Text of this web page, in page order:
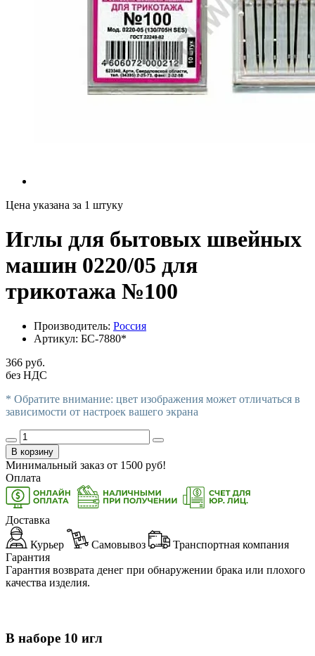
Цена указана за 1 штуку
Иглы для бытовых швейных
машин 0220/05 для
трикотажа №100
Производитель: Россия
Артикул: БС-7880*
366 руб.
без НДС
* Обратите внимание: цвет изображения может отличаться в
зависимости от настроек вашего экрана
В корзину
Минимальный заказ от 1500 руб!
Оплата
Доставка
Курьер Самовывоз
Транспортная компания
Гарантия
Гарантия возврата денег при обнаружении брака или плохого
качества изделия.
В наборе 10 игл